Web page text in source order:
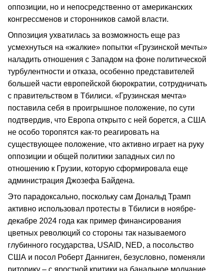
оппозиции, но и непосредственно от американских
конгрессменов и сторонников самой власти.
Оппозиция ухватилась за возможность еще раз
усмехнуться на «жалкие» попытки «Грузинской мечты»
наладить отношения с Западом на фоне политической
турбулентности и отказа, особенно представителей
большей части европейской бюрократии, сотрудничать
с правительством в Тбилиси. «Грузинская мечта»
поставила себя в проигрышное положение, по сути
подтвердив, что Европа открыто с ней борется, а США
не особо торопятся как-то реагировать на
существующее положение, что активно играет на руку
оппозиции и общей политики западных сил по
отношению к Грузии, которую сформировала еще
администрация Джозефа Байдена.
Это парадоксально, поскольку сам Дональд Трамп
активно использовал протесты в Тбилиси в ноябре-
декабре 2024 года как пример финансирования
цветных революций со стороны так называемого
глубинного государства, USAID, NED, а посольство
США и посол Роберт Данниген, безусловно, поменяли
риторику – с яростной критики на банальное молчание.